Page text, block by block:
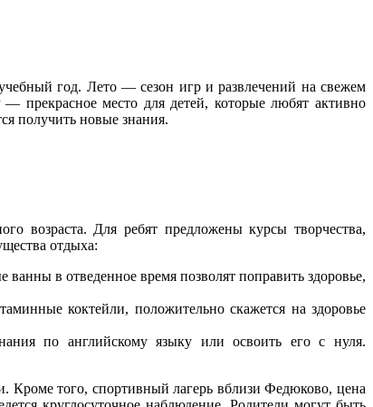
год. Лето — сезон игр и развлечений на свежем
прекрасное место для детей, которые любят активно
получить новые знания.
возраста. Для ребят предложены курсы творчества,
отдыха:
в отведенное время позволят поправить здоровье,
коктейли, положительно скажется на здоровье
по английскому языку или освоить его с нуля.
Кроме того, спортивный лагерь вблизи Федюково, цена